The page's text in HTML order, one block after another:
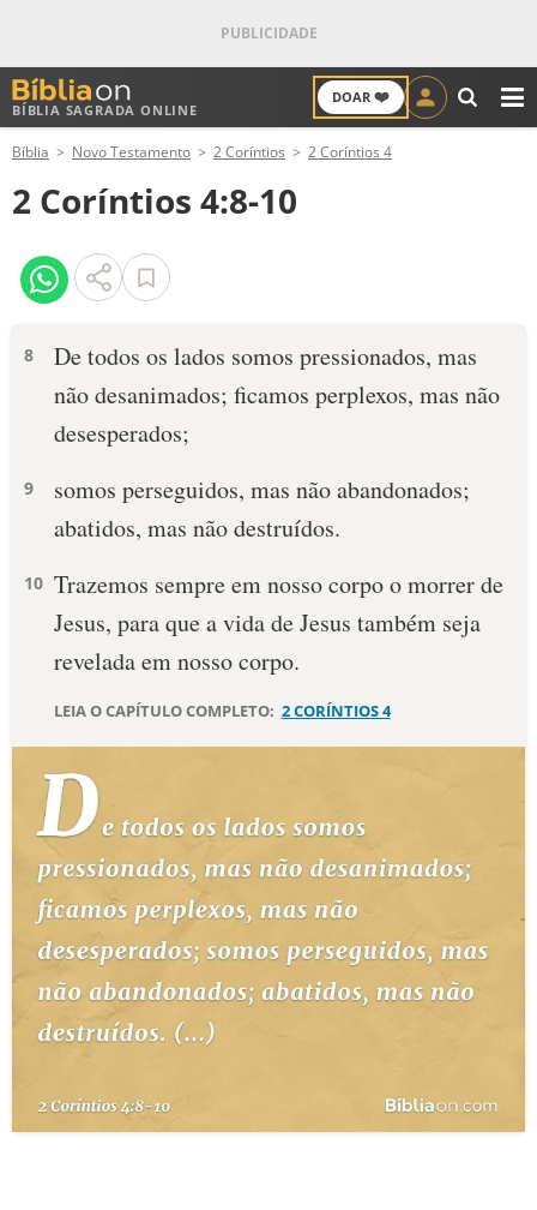
BÍBLIA SAGRADA ONLINE
DOAR ❤️
ANTIGO TESTAMENTO
NOVO TESTAMENTO
VERSÍCULOS
PALAVRA DO DIA
DEVOCIONAL DIÁRIO
10 MANDAMENTOS
ESTUDOS BÍBLICOS
ESBOÇOS DE PREGAÇÃO
TEMAS
PERGUNTE À BÍBLIA IA
TERMO BÍBLICO
QUEM SOMOS
LOJA BÍBLIAON
Bíblia Novo Testamento 2 Coríntios 2 Coríntios 4
2 Coríntios 4:8-10
8
De todos os lados somos pressionados, mas
não desanimados; ficamos perplexos, mas não
desesperados;
9
somos perseguidos, mas não abandonados;
abatidos, mas não destruídos.
10 Trazemos sempre em nosso corpo o morrer de
Jesus, para que a vida de Jesus também seja
revelada em nosso corpo.
LEIA O CAPÍTULO COMPLETO: 2 CORÍNTIOS 4